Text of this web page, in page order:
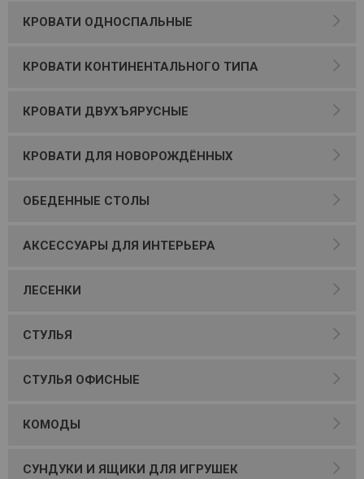
КРОВАТИ ОДНОСПАЛЬНЫЕ
КРОВАТИ КОНТИНЕНТАЛЬНОГО ТИПА
КРОВАТИ ДВУХЪЯРУСНЫЕ
КРОВАТИ ДЛЯ НОВОРОЖДЁННЫХ
ОБЕДЕННЫЕ СТОЛЫ
АКСЕССУАРЫ ДЛЯ ИНТЕРЬЕРА
ЛЕСЕНКИ
СТУЛЬЯ
СТУЛЬЯ ОФИСНЫЕ
КОМОДЫ
СУНДУКИ И ЯЩИКИ ДЛЯ ИГРУШЕК